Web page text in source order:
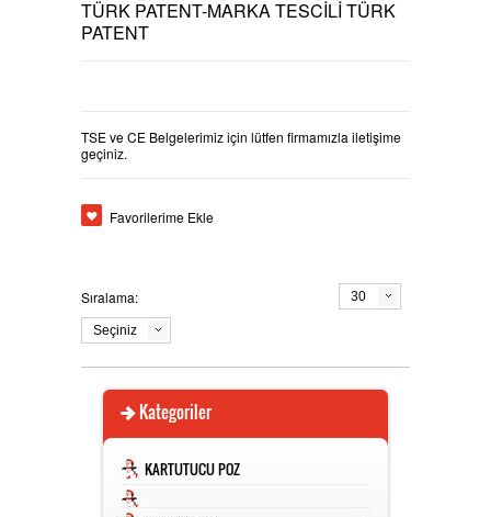
SERTİFİKALARIMIZ
ÜRÜN TESCİLİ -MARKA PATENTİ
TSE - CE
HAKKIMIZDA
İLETİŞİM
TÜRK PATENT-MARKA TESCİLİ TÜRK
PATENT
TSE ve CE Belgelerimiz için lütfen firmamızla iletişime
geçiniz.
Favorilerime Ekle
Sıralama:
Seçiniz
30
Kategoriler
KARTUTUCU POZ